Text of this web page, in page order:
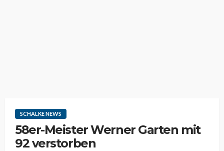
SCHALKE NEWS
58er-Meister Werner Garten mit
92 verstorben